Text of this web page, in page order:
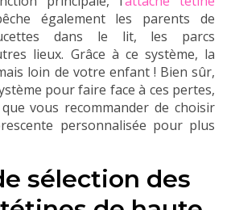
également les parents de
dans le lit, les parcs
lieux. Grâce à ce système, la
loin de votre enfant ! Bien sûr,
pour faire face à ces pertes,
vous recommander de choisir
personnalisée pour plus
sélection des